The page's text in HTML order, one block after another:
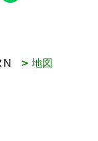
N
地図